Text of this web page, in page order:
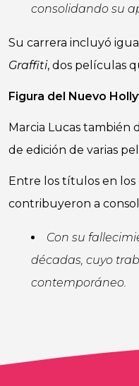
consolidando su
Su carrera incluyó
Graffiti, dos películas
Figura del Nuevo
Marcia Lucas también
de edición de varias
Entre los títulos en
contribuyeron a
Con su
décadas, cuyo
contemporáneo.